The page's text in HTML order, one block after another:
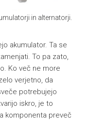
in alternatorji.
akumulator. Ta se
To pa zato,
Ko več ne more
verjetno, da
potrebujejo
iskro, je to
komponenta preveč